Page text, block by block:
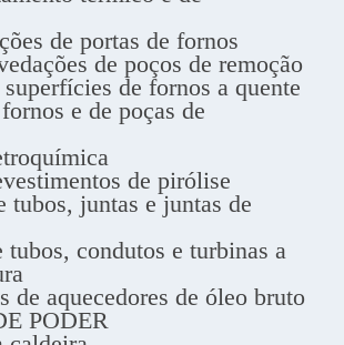
de portas de fornos
de poços de remoção
de fornos a quente
e de poças de
de pirólise
tubos, juntas e juntas de
tubos, condutos e turbinas a
de aquecedores de óleo bruto
PODER